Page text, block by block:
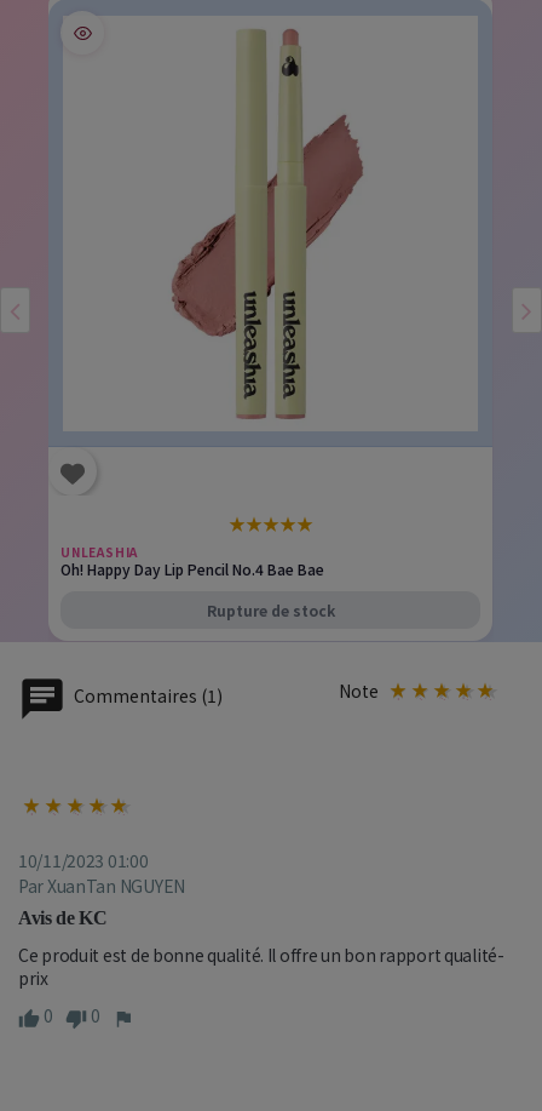
★★★★★
UNLEASHIA
Oh! Happy Day Lip Pencil No.4 Bae Bae
Rupture de stock
Commentaires (1) Note
10/11/2023 01:00
Par XuanTan NGUYEN
Avis de KC
Ce produit est de bonne qualité. Il offre un bon rapport qualité-
prix
0
0